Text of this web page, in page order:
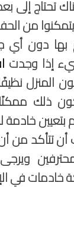
تحتاج إلى
من
بها دون
إذا وجدت
المنزل
ذلك
بتعيين
تتأكد من
ويرجى
خادمات في